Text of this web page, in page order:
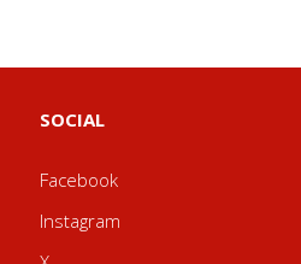
SOCIAL
Facebook
Instagram